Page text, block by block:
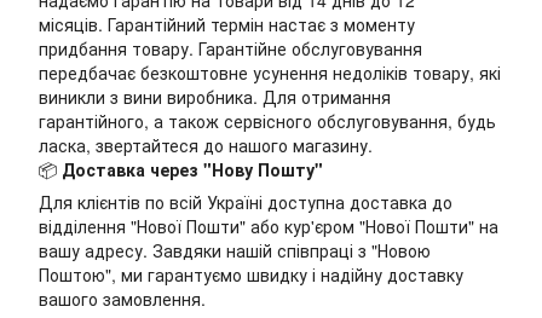
місяців. Гарантійний термін настає з моменту
придбання товару. Гарантійне обслуговування
передбачає безкоштовне усунення недоліків товару, які
виникли з вини виробника. Для отримання
гарантійного, а також сервісного обслуговування, будь
ласка, звертайтеся до нашого магазину.
📦 Доставка через "Нову Пошту"
Для клієнтів по всій Україні доступна доставка до
відділення "Нової Пошти" або кур'єром "Нової Пошти" на
вашу адресу. Завдяки нашій співпраці з "Новою
Поштою", ми гарантуємо швидку і надійну доставку
вашого замовлення.